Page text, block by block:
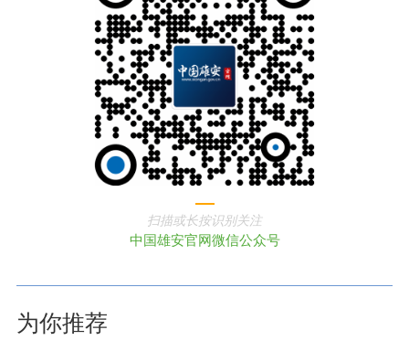
扫描或长按识别关注
中国雄安官网微信公众号
为你推荐